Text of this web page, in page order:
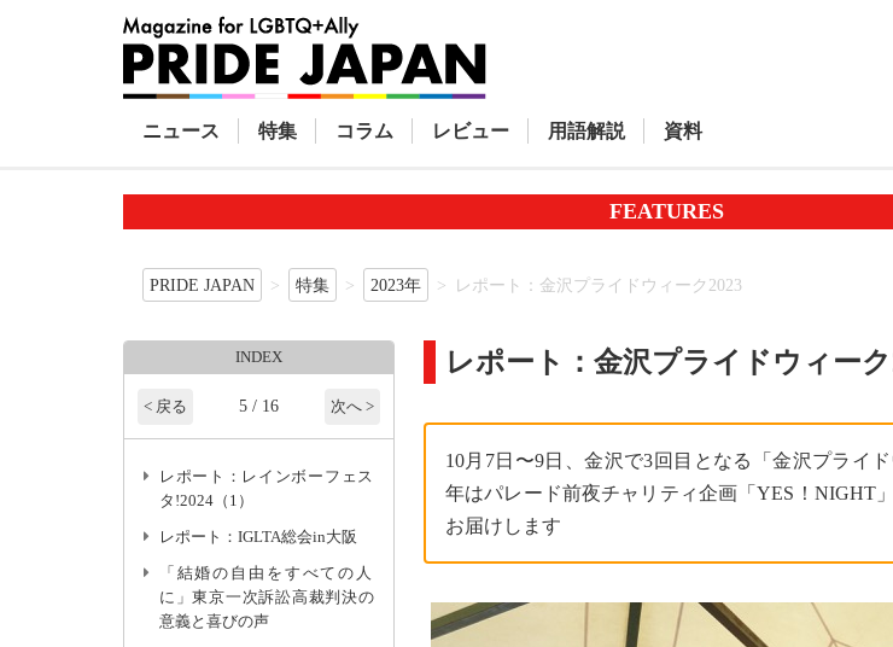
ニュース 特集 コラム レビュー 用語解説 資料
FEATURES
PRIDE JAPAN 特集 2023年 レポート：金沢プライドウィーク2023
レポート：金沢プライドウィーク
10月7日〜9日、金沢で3回目となる「金沢プライ
年はパレード前夜チャリティ企画「YES！NIGHT
お届けします
INDEX
< 戻る 5 / 16 次へ >
レポート：レインボーフェス
タ!2024（1）
レポート：IGLTA総会in大阪
「結婚の自由をすべての人
に」東京一次訴訟高裁判決の
意義と喜びの声